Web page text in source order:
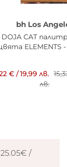
bh Los
DOJA CAT
ELEMENTS
€ /19,99 лв.
лв.
/